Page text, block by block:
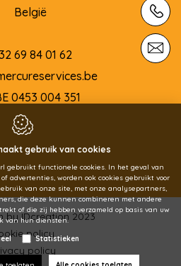
België
69 84 01 62
0453 004 351
by IDcreation 2023
policy
policy
gebruik van cookies
gebruikt functionele cookies. In het geval van
advertenties, worden ook cookies gebruikt voor
van onze site, met onze analysepartners,
die deze kunnen combineren met andere
of die zij hebben verzameld op basis van uw
van hun diensten.
Statistieken